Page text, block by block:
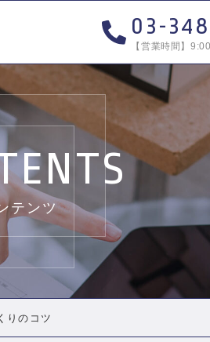
03-
【営業時間】
テンツ
りのコツ